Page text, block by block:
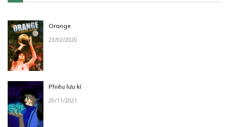
Orange
23/02/2020
Phiêu lưu kí
20/11/2021